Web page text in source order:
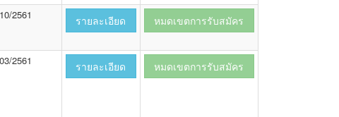
2561 รายละเอียด หมดเขตการรับสมัคร
2561 รายละเอียด หมดเขตการรับสมัคร